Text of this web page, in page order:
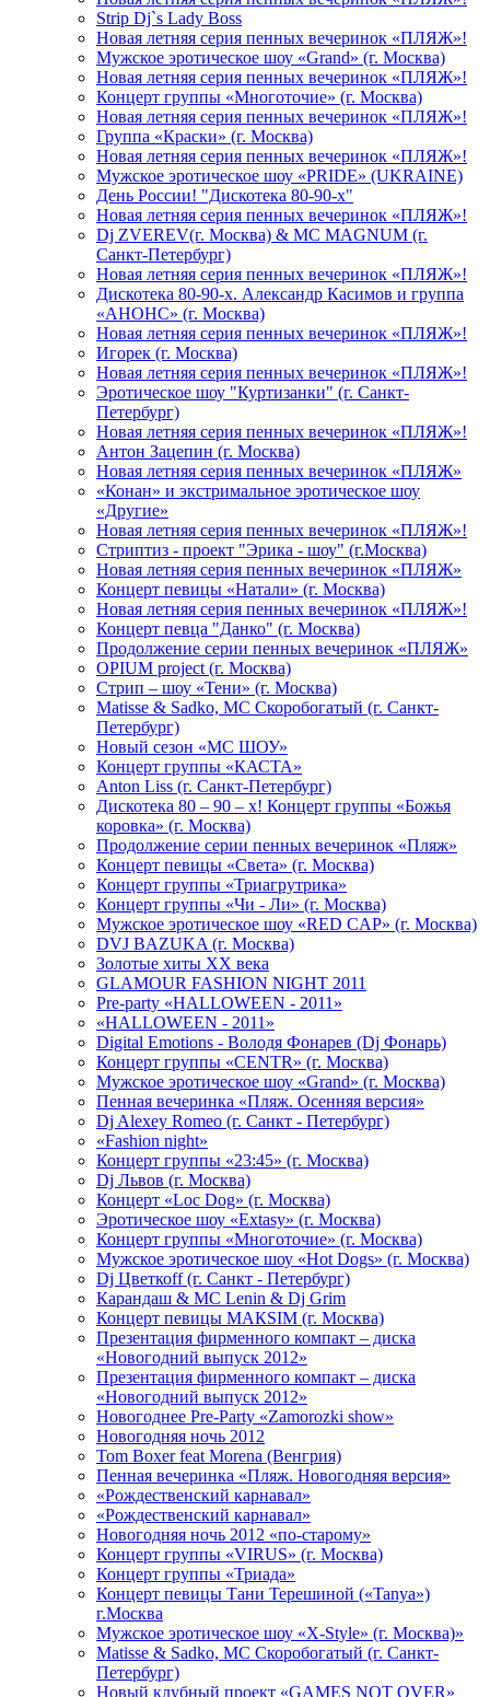
Strip Dj`s Lady Boss
Новая летняя серия пенных вечеринок «ПЛЯЖ»!
Мужское эротическое шоу «Grand» (г. Москва)
Новая летняя серия пенных вечеринок «ПЛЯЖ»!
Концерт группы «Многоточие» (г. Москва)
Новая летняя серия пенных вечеринок «ПЛЯЖ»!
Группа «Краски» (г. Москва)
Новая летняя серия пенных вечеринок «ПЛЯЖ»!
Мужское эротическое шоу «PRIDE» (UKRAINE)
День России! "Дискотека 80-90-х"
Новая летняя серия пенных вечеринок «ПЛЯЖ»!
Dj ZVEREV(г. Москва) & MC MAGNUM (г.
Санкт-Петербург)
Новая летняя серия пенных вечеринок «ПЛЯЖ»!
Дискотека 80-90-х. Александр Касимов и группа
«АНОНС» (г. Москва)
Новая летняя серия пенных вечеринок «ПЛЯЖ»!
Игорек (г. Москва)
Новая летняя серия пенных вечеринок «ПЛЯЖ»!
Эротическое шоу "Куртизанки" (г. Санкт-
Петербург)
Новая летняя серия пенных вечеринок «ПЛЯЖ»!
Антон Зацепин (г. Москва)
Новая летняя серия пенных вечеринок «ПЛЯЖ»
«Конан» и экстримальное эротическое шоу
«Другие»
Новая летняя серия пенных вечеринок «ПЛЯЖ»!
Стриптиз - проект "Эрика - шоу" (г.Москва)
Новая летняя серия пенных вечеринок «ПЛЯЖ»
Концерт певицы «Натали» (г. Москва)
Новая летняя серия пенных вечеринок «ПЛЯЖ»!
Концерт певца "Данко" (г. Москва)
Продолжение серии пенных вечеринок «ПЛЯЖ»
OPIUM project (г. Москва)
Стрип – шоу «Тени» (г. Москва)
Matissе & Sadko, MC Скоробогатый (г. Санкт-
Петербург)
Новый сезон «МС ШОУ»
Концерт группы «КАСТА»
Anton Liss (г. Санкт-Петербург)
Дискотека 80 – 90 – х! Концерт группы «Божья
коровка» (г. Москва)
Продолжение серии пенных вечеринок «Пляж»
Концерт певицы «Света» (г. Москва)
Концерт группы «Триагрутрика»
Концерт группы «Чи - Ли» (г. Москва)
Мужское эротическое шоу «RED CAP» (г. Москва)
DVJ BAZUKA (г. Москва)
Золотые хиты XX века
GLAMOUR FASHION NIGHT 2011
Pre-party «HALLOWEEN - 2011»
«HALLOWEEN - 2011»
Digital Emotions - Володя Фонарев (Dj Фонарь)
Концерт группы «CENTR» (г. Москва)
Мужское эротическое шоу «Grand» (г. Москва)
Пенная вечеринка «Пляж. Осенняя версия»
Dj Alexey Romeo (г. Санкт - Петербург)
«Fashion night»
Концерт группы «23:45» (г. Москва)
Dj Львов (г. Москва)
Концерт «Loc Dog» (г. Москва)
Эротическое шоу «Extasy» (г. Москва)
Концерт группы «Многоточие» (г. Москва)
Мужское эротическое шоу «Hot Dogs» (г. Москва)
Dj Цветкоff (г. Санкт - Петербург)
Карандаш & МС Lenin & Dj Grim
Концерт певицы МАКSIМ (г. Москва)
Презентация фирменного компакт – диска
«Новогодний выпуск 2012»
Презентация фирменного компакт – диска
«Новогодний выпуск 2012»
Новогоднее Pre-Party «Zamorozki show»
Новогодняя ночь 2012
Tom Boxer feat Morena (Венгрия)
Пенная вечеринка «Пляж. Новогодняя версия»
«Рождественский карнавал»
«Рождественский карнавал»
Новогодняя ночь 2012 «по-старому»
Концерт группы «VIRUS» (г. Москва)
Концерт группы «Триада»
Концерт певицы Тани Терешиной («Tanya»)
г.Москва
Мужское эротическое шоу «X-Style» (г. Москва)»
Matissе & Sadko, MC Скоробогатый (г. Санкт-
Петербург)
Новый клубный проект «GAMES NOT OVER»